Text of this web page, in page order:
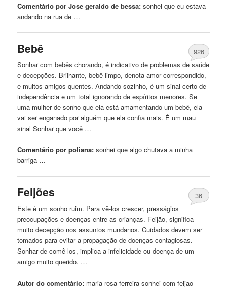
Comentário por Jose geraldo de bessa: sonhei que eu estava
andando na rua de …
Bebê
926
Sonhar com bebês chorando, é indicativo de problemas de saúde
e decepções. Brilhante, bebê limpo, denota amor correspondido,
e muitos amigos quentes. Andando sozinho, é um sinal certo de
independência e um total ignorando de espíritos menores. Se
uma mulher de sonho que ela está amamentando um bebê, ela
vai ser enganado por alguém que ela confia mais. É um mau
sinal Sonhar que você …
Comentário por poliana: sonhei que algo chutava a minha
barriga …
Feijões
36
Este é um sonho ruim. Para vê-los crescer, presságios
preocupações e doenças entre as crianças. Feijão, significa
muito decepção nos assuntos mundanos. Cuidados devem ser
tomados para evitar a propagação de doenças contagiosas.
Sonhar de comê-los, implica a infelicidade ou doença de um
amigo muito querido. …
Autor do comentário: maria rosa ferreirasonhei com feijao